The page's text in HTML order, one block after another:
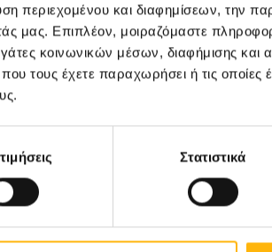
περιεχομένου και διαφημίσεων, την
μας. Επιπλέον, μοιραζόμαστε
κοινωνικών μέσων, διαφήμισης
τους έχετε παραχωρήσει ή τις οποίες
Στατιστικά